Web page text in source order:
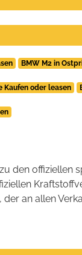
BMW M2 in
Kaufen oder leasen
den offiziellen
an allen